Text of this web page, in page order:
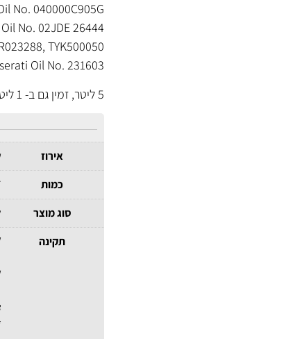
No. 040000C905G
No. 02JDE 26444
TYK500050
Oil No. 231603
5 ליטר, זמין גם ב-
1 ליטר
אירוז
כמות
סוג מוצר
תקינה